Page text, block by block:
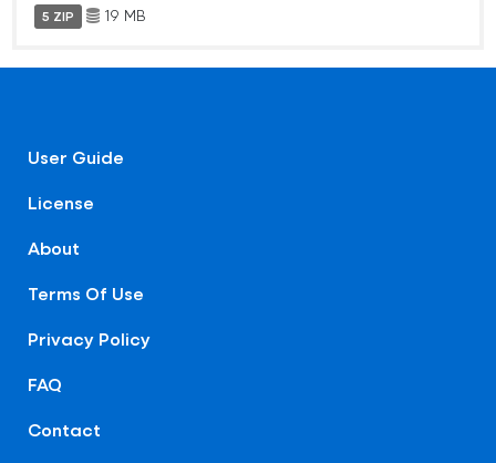
5 ZIP 19 MB
User Guide
License
About
Terms Of Use
Privacy Policy
FAQ
Contact